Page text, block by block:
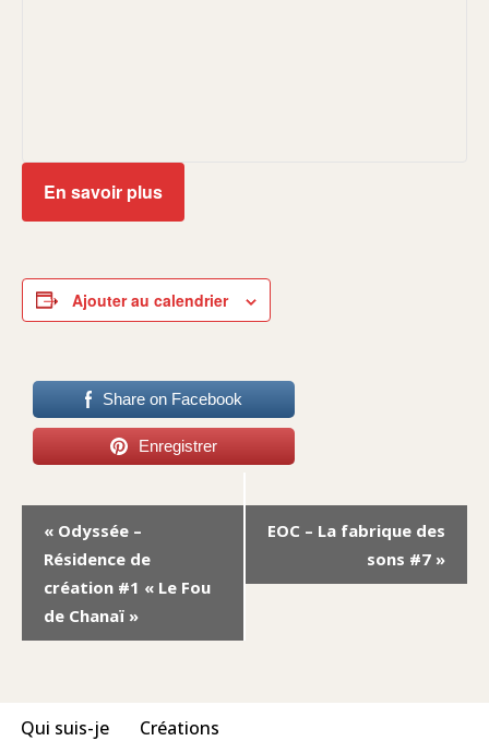
En savoir plus
Ajouter au calendrier
Share on Facebook
Enregistrer
Navigation
Évènement
« Odyssée –
Résidence de
création #1 « Le Fou
de Chanaï »
EOC – La fabrique des
sons #7 »
Qui suis-je
Créations